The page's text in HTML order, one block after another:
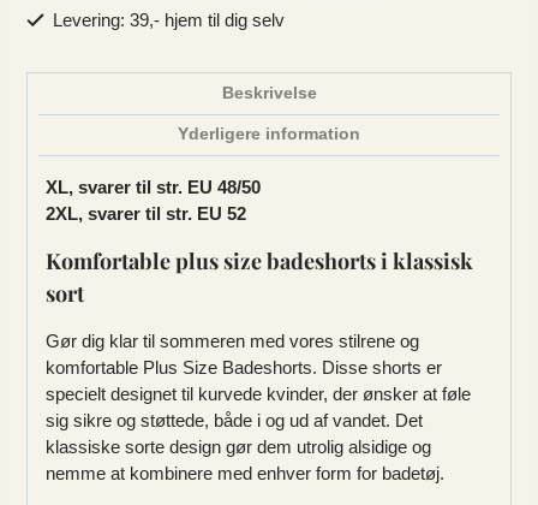
Levering: 39,- hjem til dig selv
Beskrivelse
Yderligere information
XL, svarer til str. EU 48/50
2XL, svarer til str. EU 52
Komfortable plus size badeshorts i klassisk
sort
Gør dig klar til sommeren med vores stilrene og
komfortable Plus Size Badeshorts. Disse shorts er
specielt designet til kurvede kvinder, der ønsker at føle
sig sikre og støttede, både i og ud af vandet. Det
klassiske sorte design gør dem utrolig alsidige og
nemme at kombinere med enhver form for badetøj.